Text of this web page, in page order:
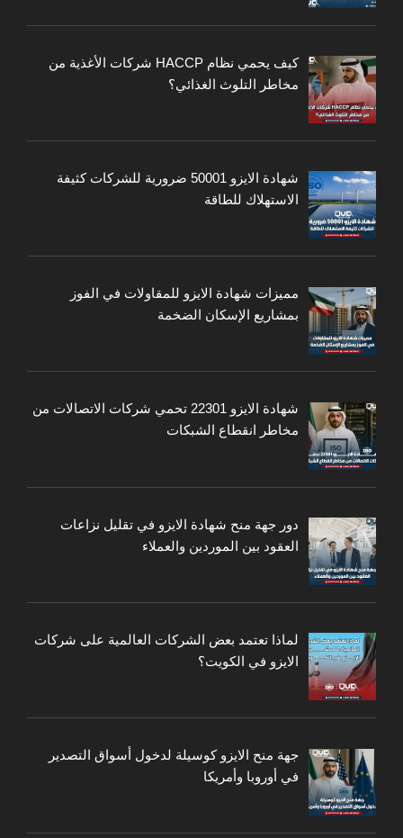
كيف يحمي نظام HACCP شركات الأغذية من
مخاطر التلوث الغذائي؟
شهادة الايزو 50001 ضرورية للشركات كثيفة
الاستهلاك للطاقة
مميزات شهادة الايزو للمقاولات في الفوز
بمشاريع الإسكان الضخمة
شهادة الايزو 22301 تحمي شركات الاتصالات من
مخاطر انقطاع الشبكات
دور جهة منح شهادة الايزو في تقليل نزاعات
العقود بين الموردين والعملاء
لماذا تعتمد بعض الشركات العالمية على شركات
الايزو في الكويت؟
جهة منح الايزو كوسيلة لدخول أسواق التصدير
في أوروبا وأمريكا